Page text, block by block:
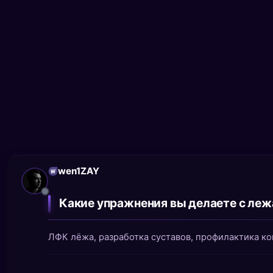
wen1ZAY
Какие упражнения вы делаете с
ЛФК лёжа, разработка суставов, профилактика